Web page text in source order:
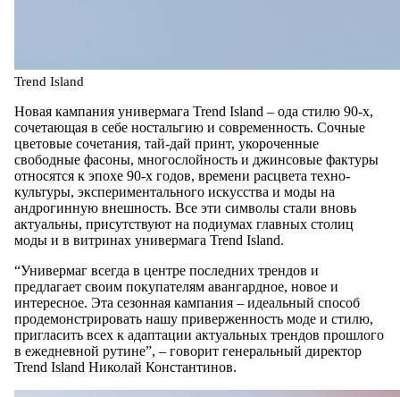
Trend Island
Новая кампания универмага Trend Island – ода стилю 90-х,
сочетающая в себе ностальгию и современность. Сочные
цветовые сочетания, тай-дай принт, укороченные
свободные фасоны, многослойность и джинсовые фактуры
относятся к эпохе 90-х годов, времени расцвета техно-
культуры, экспериментального искусства и моды на
андрогинную внешность. Все эти символы стали вновь
актуальны, присутствуют на подиумах главных столиц
моды и в витринах универмага Trend Island.
“Универмаг всегда в центре последних трендов и
предлагает своим покупателям авангардное, новое и
интересное. Эта сезонная кампания – идеальный способ
продемонстрировать нашу приверженность моде и стилю,
пригласить всех к адаптации актуальных трендов прошлого
в ежедневной рутине”, – говорит генеральный директор
Trend Island Николай Константинов.